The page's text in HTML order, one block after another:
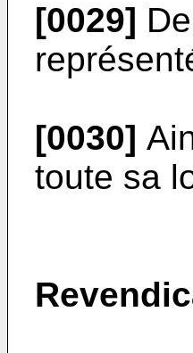
[0029]
[0030]
toute sa